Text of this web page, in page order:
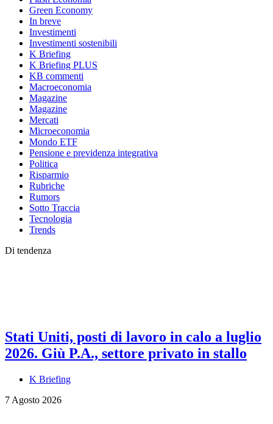
Green Economy
In breve
Investimenti
Investimenti sostenibili
K Briefing
K Briefing PLUS
KB commenti
Macroeconomia
Magazine
Magazine
Mercati
Microeconomia
Mondo ETF
Pensione e previdenza integrativa
Politica
Risparmio
Rubriche
Rumors
Sotto Traccia
Tecnologia
Trends
Di tendenza
Stati Uniti, posti di lavoro in calo a luglio
2026. Giù P.A., settore privato in stallo
K Briefing
7 Agosto 2026